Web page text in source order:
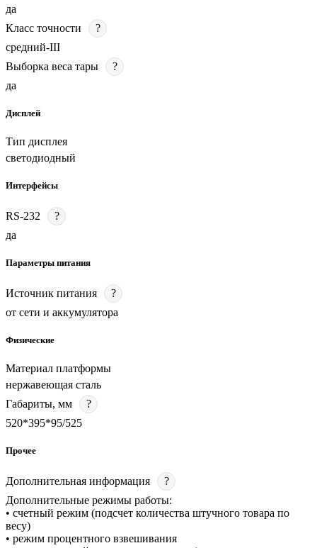
да
Класс точности
?
средний-III
Выборка веса тары
?
да
Дисплей
Тип дисплея
светодиодный
Интерфейсы
RS-232
?
да
Параметры питания
Источник питания
?
от сети и аккумулятора
Физические
Материал платформы
нержавеющая сталь
Габариты, мм
?
520*395*95/525
Прочее
Дополнительная информация
?
Дополнительные режимы работы:
• счетный режим (подсчет количества штучного товара по
весу)
• режим процентного взвешивания